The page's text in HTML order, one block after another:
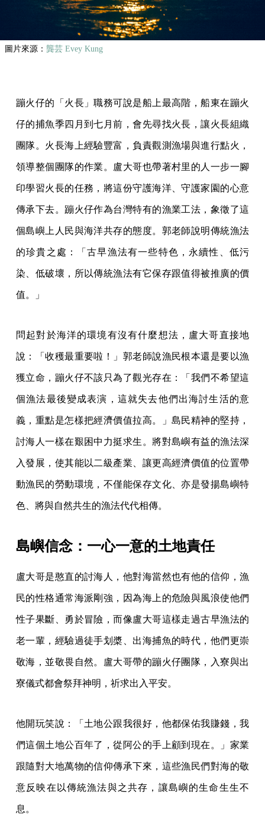
圖片來源： 龔芸 Evey Kung
蹦火仔的「火長」職務可說是船上最高階，船東在蹦火
仔的捕魚季四月到七月前，會先尋找火長，讓火長組織
團隊。火長海上經驗豐富，負責觀測漁場與進行點火，
領導整個團隊的作業。盧大哥也帶著村里的人一步一腳
印學習火長的任務，將這份守護海洋、守護家園的心意
傳承下去。蹦火仔作為台灣特有的漁業工法，象徵了這
個島嶼上人民與海洋共存的態度。郭老師說明傳統漁法
的珍貴之處：「古早漁法有一些特色，永續性、低污
染、低破壞，所以傳統漁法有它保存跟值得被推廣的價
值。」
問起對於海洋的環境有沒有什麼想法，盧大哥直接地
說：「收穫最重要啦！」郭老師說漁民根本還是要以漁
獲立命，蹦火仔不該只為了觀光存在：「我們不希望這
個漁法最後變成表演，這就失去他們出海討生活的意
義，重點是怎樣把經濟價值拉高。」島民精神的堅持，
討海人一樣在艱困中力挺求生。將對島嶼有益的漁法深
入發展，使其能以二級產業、讓更高經濟價值的位置帶
動漁民的勞動環境，不僅能保存文化、亦是發揚島嶼特
色、將與自然共生的漁法代代相傳。
島嶼信念：一心一意的土地責任
盧大哥是憨直的討海人，他對海當然也有他的信仰，漁
民的性格通常海派剛強，因為海上的危險與風浪使他們
性子果斷、勇於冒險，而像盧大哥這樣走過古早漁法的
老一輩，經驗過徒手划槳、出海捕魚的時代，他們更崇
敬海，並敬畏自然。盧大哥帶的蹦火仔團隊，入寮與出
寮儀式都會祭拜神明，祈求出入平安。
他開玩笑說：「土地公跟我很好，他都保佑我賺錢，我
們這個土地公百年了，從阿公的手上顧到現在。」家業
跟隨對大地萬物的信仰傳承下來，這些漁民們對海的敬
意反映在以傳統漁法與之共存，讓島嶼的生命生生不
息。